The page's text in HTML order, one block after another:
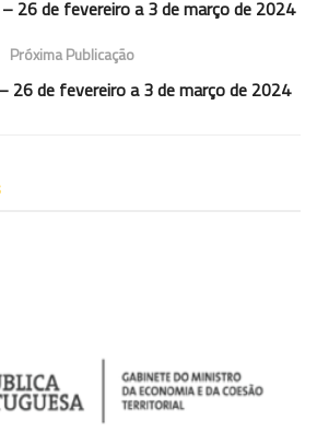
26 de fevereiro a 3 de março de 2024
Próxima Publicação
26 de fevereiro a 3 de março de 2024